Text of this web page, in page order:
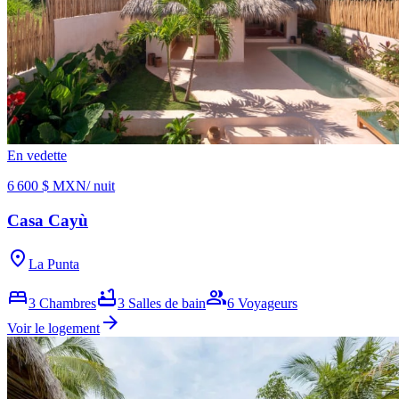
En vedette
6 600 $ MXN/ nuit
Casa Cayù
location_on La Punta
bed3 Chambresbathtub3 Salles de baingroup6 Voyageurs
Voir le logement arrow_forward